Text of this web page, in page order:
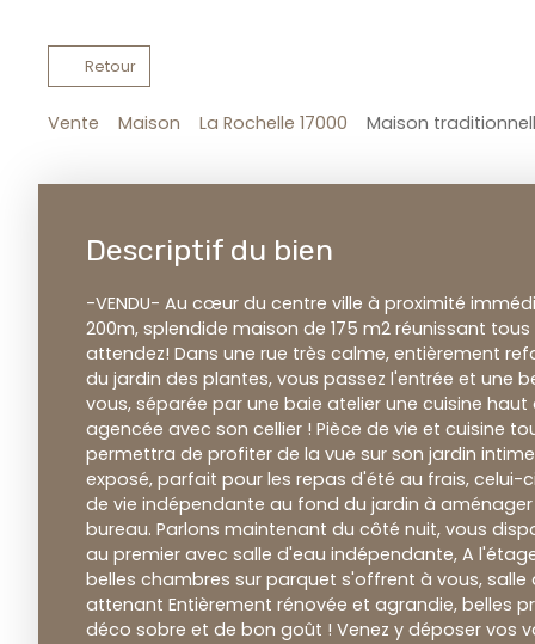
Retour
Vente Maison La Rochelle 17000 Maison
Descriptif du bien
-VENDU- Au cœur du centre ville à proximité
200m, splendide maison de 175 m2 réunissant
attendez! Dans une rue très calme, entièrement
du jardin des plantes, vous passez l'entrée et une
vous, séparée par une baie atelier une cuisine
agencée avec son cellier ! Pièce de vie et cuisine
permettra de profiter de la vue sur son jardin
exposé, parfait pour les repas d'été au frais, celui-
de vie indépendante au fond du jardin à
bureau. Parlons maintenant du côté nuit, vous
au premier avec salle d'eau indépendante, A
belles chambres sur parquet s'offrent à vous, salle
attenant Entièrement rénovée et agrandie, belles
déco sobre et de bon goût ! Venez y déposer vos